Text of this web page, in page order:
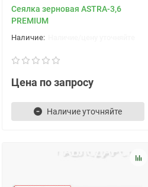
Cеялка зерновая ASTRA-3,6
PREMIUM
Цена по запросу
Наличие уточняйте